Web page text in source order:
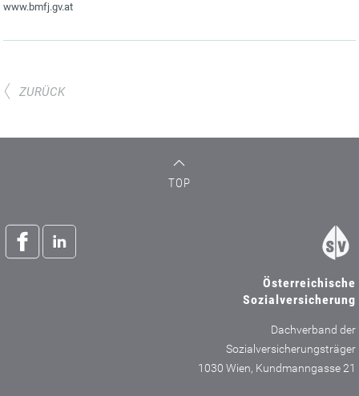
www.bmfj.gv.at
ZURÜCK
TOP
Österreichische
Sozialversicherung
Dachverband der
Sozialversicherungsträger
1030 Wien, Kundmanngasse 21